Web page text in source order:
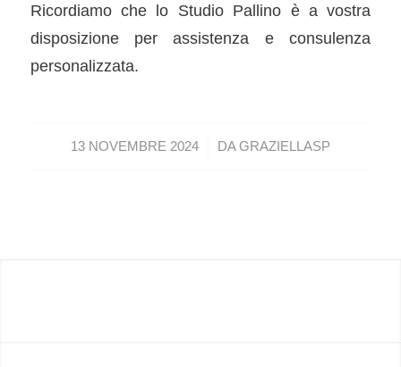
Ricordiamo che lo Studio Pallino è a vostra
disposizione per assistenza e consulenza
personalizzata.
13 NOVEMBRE 2024
/ DAGRAZIELLASP